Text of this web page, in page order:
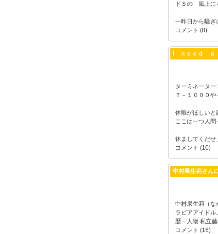
ドＳの 風上に
一昨日から騒
コメント (8)
I ｎｅｅｄ ａ
ターミネータ
Ｔ－１０００
休暇がほしいと
ここは一つ人間
休ましてくだせ
コメント (10)
中村果生莉さん
中村果生莉（
ラビアアイド
歴・人物 私立
コメント (16)